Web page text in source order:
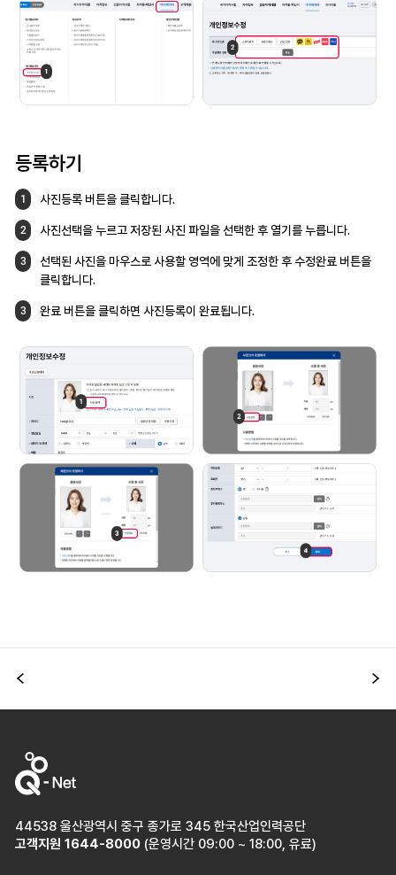
등록하기
1 사진등록 버튼을 클릭합니다.
2 사진선택을 누르고 저장된 사진 파일을선택한 후 열기를 누릅니다.
3 선택된 사진을 마우스로 사용할 영역에 맞게 조정한 후 수정완료 버튼을
클릭합니다.
3 완료 버튼을 클릭하면 사진등록이 완료됩니다.
44538 울산광역시 중구 종가로 345 한국산업인력공단
고객지원 1644-8000 (운영시간 09:00 ~ 18:00, 유료)